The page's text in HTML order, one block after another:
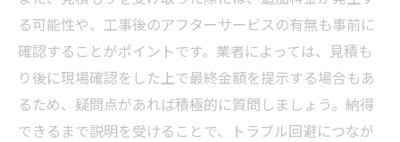
る可能性や、工事後のアフターサービスの有無も事前に
確認することがポイントです。業者によっては、見積も
り後に現場確認をした上で最終金額を提示する場合もあ
るため、疑問点があれば積極的に質問しましょう。納得
できるまで説明を受けることで、トラブル回避につなが